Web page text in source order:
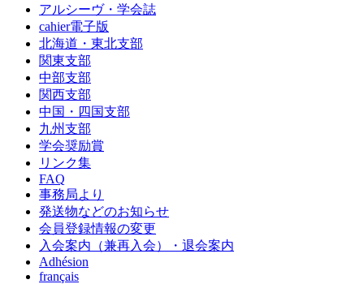
アルシーヴ・学会誌
cahier電子版
北海道・東北支部
関東支部
中部支部
関西支部
中国・四国支部
九州支部
学会奨励賞
リンク集
FAQ
事務局より
発送物などのお知らせ
会員登録情報の変更
入会案内（兼再入会）・退会案内
Adhésion
français